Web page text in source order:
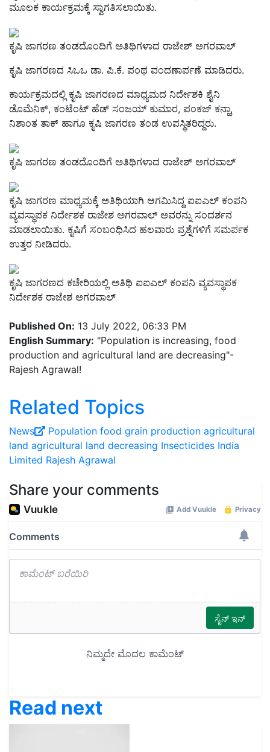
ಮೂಲಕ ಕಾರ್ಯಕ್ರಮಕ್ಕೆ ಸ್ವಾಗತಿಸಲಾಯಿತು.
ಕೃಷಿ ಜಾಗರಣ ತಂಡದೊಂದಿಗೆ ಅತಿಥಿಗಳಾದ ರಾಜೇಶ್‌ ಅಗರವಾಲ್‌
ಕೃಷಿ ಜಾಗರಣದ ಸಿಒಒ ಡಾ. ಪಿ.ಕೆ. ಪಂಥ ವಂದಣಾರ್ಪಣೆ ಮಾಡಿದರು.
ಕಾರ್ಯಕ್ರಮದಲ್ಲಿ ಕೃಷಿ ಜಾಗರಣದ ಮಾಧ್ಯಮದ ನಿರ್ದೇಶಕಿ ಶೈನಿ
ಡೊಮೆನಿಕ್‌, ಕಂಟೆಂಟ್‌ ಹೆಡ್‌ ಸಂಜಯ್‌ ಕುಮಾರ, ಪಂಕಜ್‌ ಕನ್ಹಾ,
ನಿಶಾಂತ ತಾಕ್‌ ಹಾಗೂ ಕೃಷಿ ಜಾಗರಣ ತಂಡ ಉಪಸ್ಥಿತರಿದ್ದರು.
ಕೃಷಿ ಜಾಗರಣ ತಂಡದೊಂದಿಗೆ ಅತಿಥಿಗಳಾದ ರಾಜೇಶ್‌ ಅಗರವಾಲ್‌
ಕೃಷಿ ಜಾಗರಣ ಮಾಧ್ಯಮಕ್ಕೆ ಅತಿಥಿಯಾಗಿ ಆಗಮಿಸಿದ್ದ ಐಐಎಲ್‌ ಕಂಪನಿ
ವ್ಯವಸ್ಥಾಪಕ ನಿರ್ದೇಶಕ ರಾಜೇಶ ಅಗರವಾಲ್‌ ಅವರನ್ನು ಸಂದರ್ಶನ
ಮಾಡಲಾಯಿತು. ಕೃಷಿಗೆ ಸಂಬಂಧಿಸಿದ ಹಲವಾರು ಪ್ರಶ್ನೆಗಳಿಗೆ ಸಮರ್ಪಕ
ಉತ್ತರ ನೀಡಿದರು.
ಕೃಷಿ ಜಾಗರಣದ ಕಚೇರಿಯಲ್ಲಿ ಅತಿಥಿ ಐಐಎಲ್‌ ಕಂಪನಿ ವ್ಯವಸ್ಥಾಪಕ
ನಿರ್ದೇಶಕ ರಾಜೇಶ ಅಗರವಾಲ್‌
Published On: 13 July 2022, 06:33 PM
English Summary: "Population is increasing, food
production and agricultural land are decreasing"-
Rajesh Agrawal!
Related Topics
News Population food grain production agricultural
land agricultural land decreasing Insecticides India
Limited Rajesh Agrawal
Share your comments
Read next